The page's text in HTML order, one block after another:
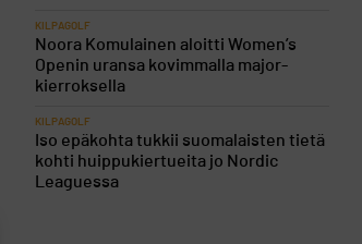
KILPAGOLF
Noora Komulainen aloitti Women’s
Openin uransa kovimmalla major-
kierroksella
KILPAGOLF
Iso epäkohta tukkii suomalaisten tietä
kohti huippukiertueita jo Nordic
Leaguessa